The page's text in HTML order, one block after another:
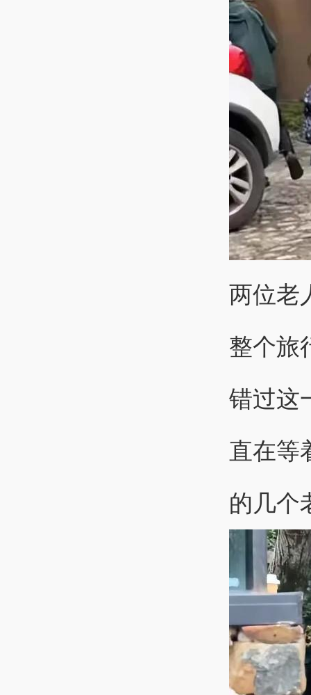
两位老
整个旅
错过这
直在等
的几个